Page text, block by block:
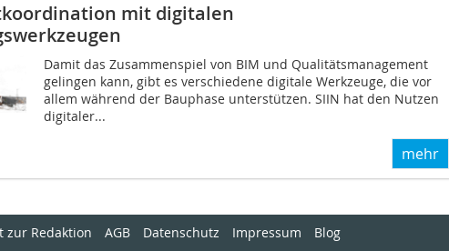
mit digitalen
Damit das Zusammenspiel von BIM und Qualitätsmanagement
gelingen kann, gibt es verschiedene digitale Werkzeuge, die vor
allem während der Bauphase unterstützen. SIIN hat den Nutzen
digitaler...
mehr
zur Redaktion AGB Datenschutz Impressum
Blog